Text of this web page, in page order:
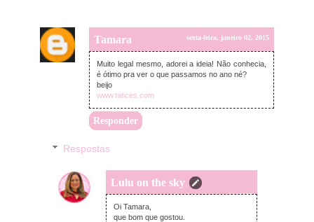
Tamara sexta-feira, janeiro 02, 2015
Muito legal mesmo, adorei a ideia! Não conhecia,
é ótimo pra ver o que passamos no ano né?
beijo
www.tatices.com
Responder
Respostas
Lulu on the sky
domingo, janeiro 04, 2015
Oi Tamara,
que bom que gostou.